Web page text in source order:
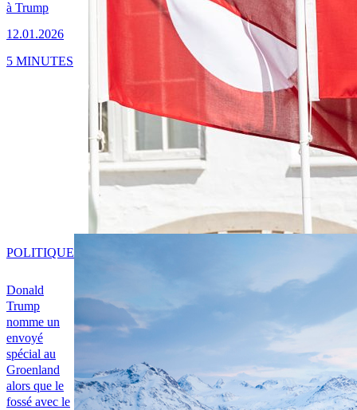
à Trump
12.01.2026
5 MINUTES
Donald
Trump
nomme un
envoyé
spécial au
Groenland
alors que le
fossé avec le
POLITIQUE